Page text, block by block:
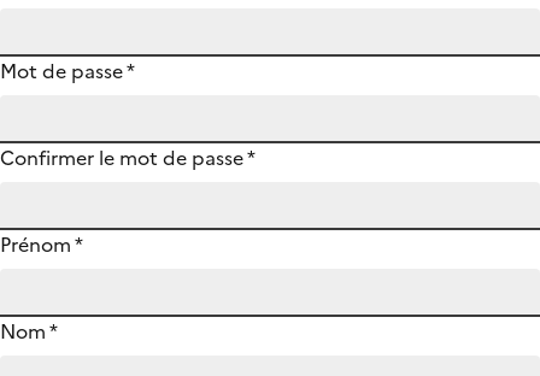
Mot de passe*
Confirmer le mot de passe*
Prénom*
Nom*